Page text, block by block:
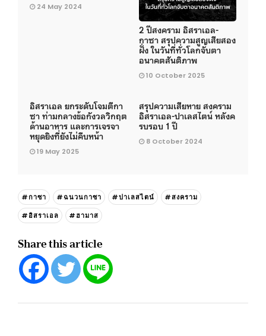
24 May 2024
2 ปีสงคราม อิสราเอล-
กาซา สรุปความสูญเสียสอง
ฝั่ง ในวันที่ทั่วโลกจับตา
อนาคตสันติภาพ
10 October 2025
อิสราเอล ยกระดับโจมตีกา
ซา ท่ามกลางข้อกังวลวิกฤต
ด้านอาหาร และการเจรจา
หยุดยิงที่ยังไม่คืบหน้า
19 May 2025
สรุปความเสียหาย สงคราม
อิสราเอล-ปาเลสไตน์ หลังค
รบรอบ 1 ปี
8 October 2024
#กาซา #ฉนวนกาซา #ปาเลสไตน์
#สงคราม
#อิสราเอล
#ฮามาส
Share this article